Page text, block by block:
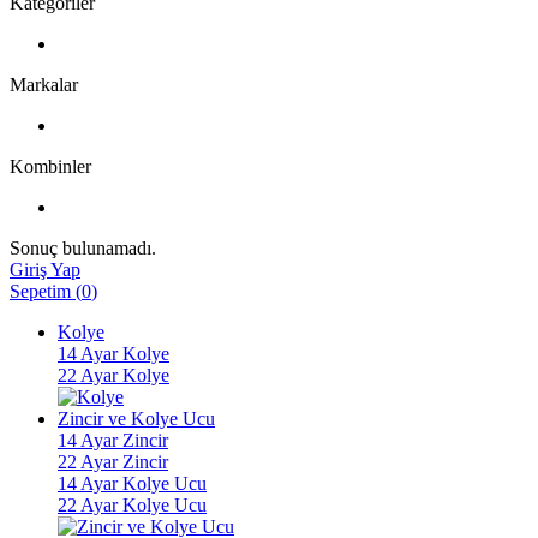
Markalar
Kombinler
Sonuç bulunamadı.
Giriş Yap
Sepetim (0)
Kolye
14 Ayar Kolye
22 Ayar Kolye
Zincir ve Kolye Ucu
14 Ayar Zincir
22 Ayar Zincir
14 Ayar Kolye Ucu
22 Ayar Kolye Ucu